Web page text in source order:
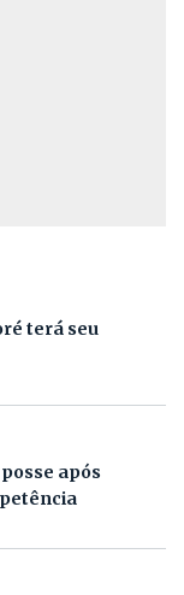
terá seu
após